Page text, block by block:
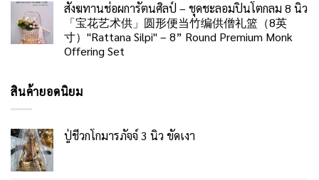
สังฆทานช่อผการัตนศิลป์ – ชุดชะลอมปิ่นโตกลม 8 นิ้ว
「宝花艺术供」圆形便当竹编供僧礼篮（8英
寸）"Rattana Silpi" – 8” Round Premium Monk
Offering Set
สินค้ายอดนิยม
ปู่ชีวกโกมารภัจจ์ 3 นิ้ว ขัดเงา